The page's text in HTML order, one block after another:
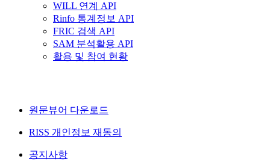
WILL 연계 API
Rinfo 통계정보 API
FRIC 검색 API
SAM 분석활용 API
활용 및 참여 현황
원문뷰어 다운로드
RISS 개인정보 재동의
공지사항